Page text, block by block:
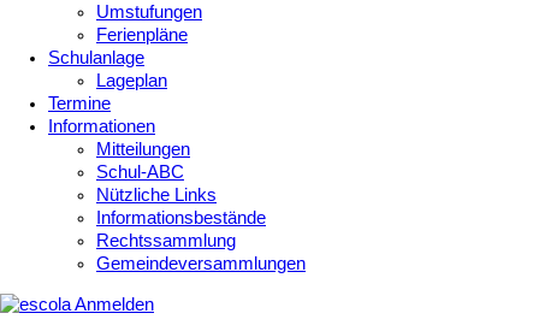
Umstufungen
Ferienpläne
Schulanlage
Lageplan
Termine
Informationen
Mitteilungen
Schul-ABC
Nützliche Links
Informationsbestände
Rechtssammlung
Gemeindeversammlungen
Anmelden